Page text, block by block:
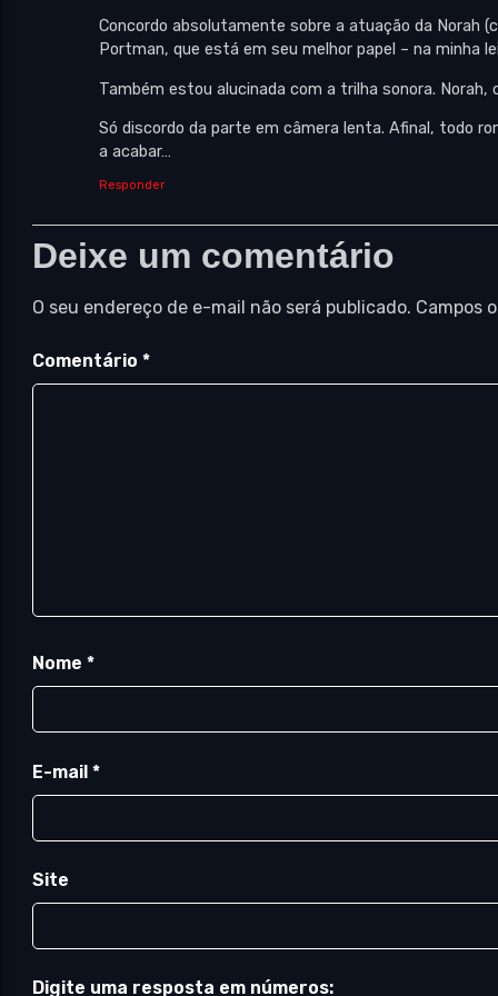
Concordo absolutamente sobre a atuação da Norah
Portman, que está em seu melhor papel – na minha
Também estou alucinada com a trilha sonora.
Só discordo da parte em câmera lenta. Afinal, todo
a acabar…
Responder
Deixe um comentário
O seu endereço de e-mail não será publicado. Campos
Comentário*
Nome*
E-mail*
Site
Digite uma resposta em números: